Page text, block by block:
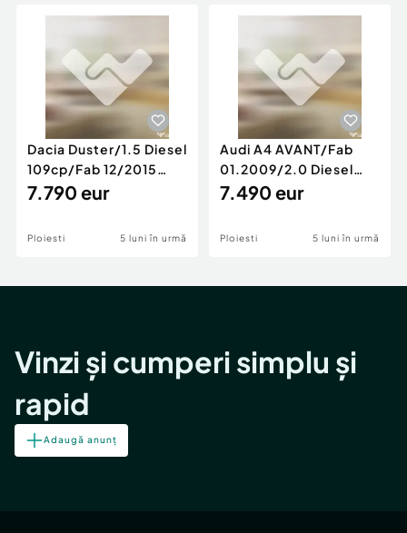
Animale de companie
Afaceri și echipamente profesionale
Inchiriere Bunuri si Vehicule
Utilaje agricole si industriale
Piese auto si accesorii
Dacia Duster
Dacia Duster/1.5 Diesel
109cp/Fab 12/2015
/Euro 5/GARANTIE 12
7.790 eur
Ploiesti 5 luni în urmă
Audi A4 AVANT/Fab
01.2009/2.0 Diesel
140cp/Posibilitate
7.490 eur
Ploiesti 5 luni în urmă
Vinzi și cumperi simplu și
rapid
Adaugă anunț